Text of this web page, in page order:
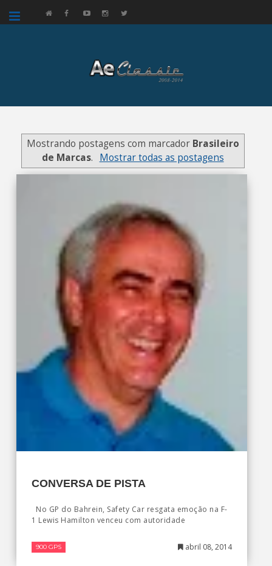
Mostrando postagens com marcador Brasileiro
de Marcas. Mostrar todas as postagens
CONVERSA DE PISTA
No GP do Bahrein, Safety Car resgata emoção na F-
1 Lewis Hamilton venceu com autoridade
900 GPS abril 08, 2014